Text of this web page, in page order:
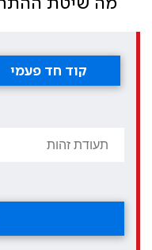
מה שיטת
קוד חד פעמי